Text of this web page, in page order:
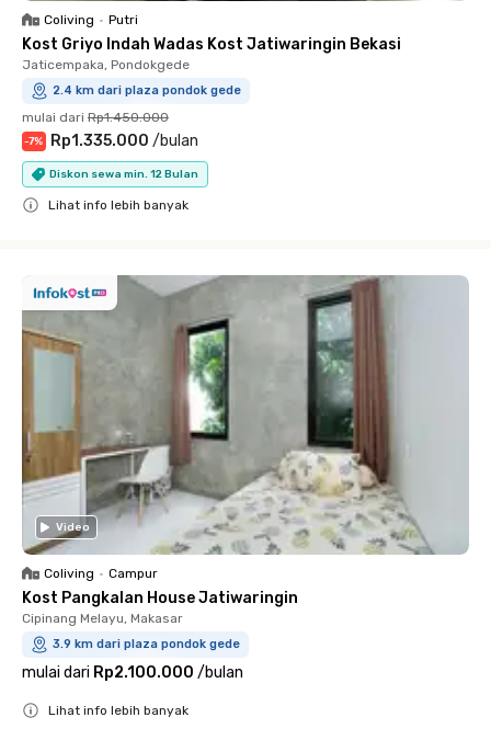
Coliving • Putri
Kost Griyo Indah Wadas Kost Jatiwaringin Bekasi
Jaticempaka, Pondokgede
2.4 km dari plaza pondok gede
mulai dari Rp1.450.000
-7% Rp1.335.000 /bulan
Diskon sewa min. 12 Bulan
Lihat info lebih banyak
Video
Coliving • Campur
Kost Pangkalan House Jatiwaringin
Cipinang Melayu, Makasar
3.9 km dari plaza pondok gede
mulai dari Rp2.100.000 /bulan
Lihat info lebih banyak